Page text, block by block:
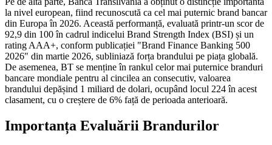
la nivel european, fiind recunoscută ca cel mai puternic brand bancar
din Europa în 2026. Această performanță, evaluată printr-un scor de
92,9 din 100 în cadrul indicelui Brand Strength Index (BSI) și un
rating AAA+, conform publicației "Brand Finance Banking 500
2026" din martie 2026, subliniază forța brandului pe piața globală.
De asemenea, BT se menține în rankul celor mai puternice branduri
bancare mondiale pentru al cincilea an consecutiv, valoarea
brandului depășind 1 miliard de dolari, ocupând locul 224 în acest
clasament, cu o creștere de 6% față de perioada anterioară.
Importanța Evaluării Brandurilor